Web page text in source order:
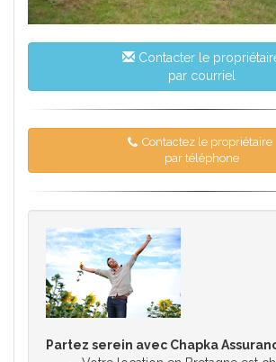
Contacter le
par courriel
Contactez le propriétaire
par téléphone
Partez serein avec Chapka